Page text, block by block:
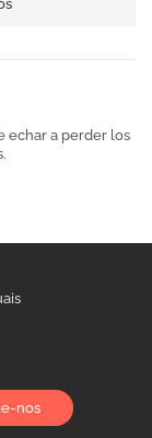
echar a perder los
nos